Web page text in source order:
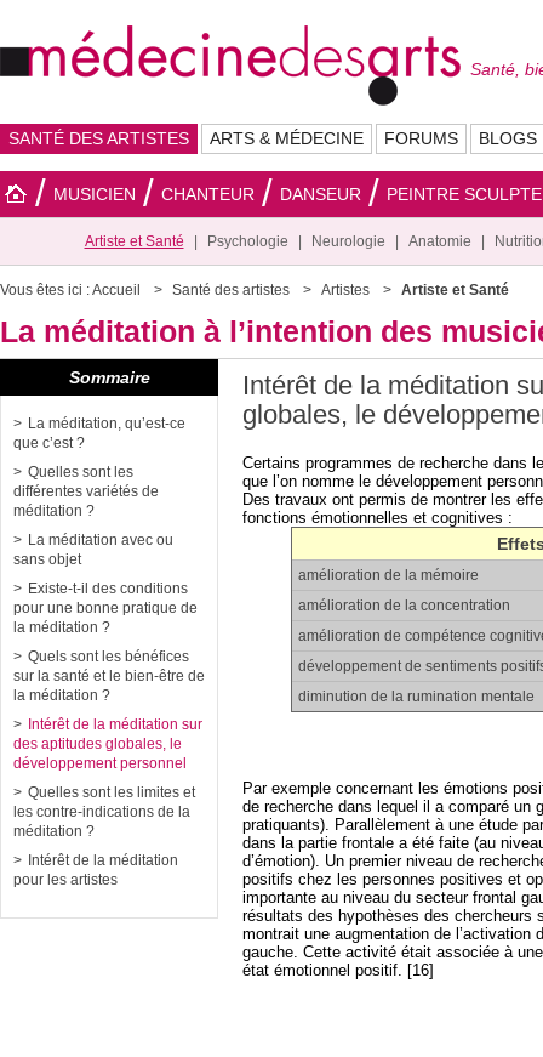
Santé,
SANTÉ DES ARTISTES ARTS & MÉDECINE FORUMS BLOGS
MUSICIEN CHANTEUR DANSEUR PEINTRE
Artiste et Santé Psychologie Neurologie Anatomie
Vous êtes ici :Accueil Santé des artistes Artistes Artiste et Santé
La méditation à l’intention des
Intérêt de la méditation
globales, le
Certains programmes de recherche dans
que l’on nomme le développement
Des travaux ont permis de montrer les
fonctions émotionnelles et cognitives :
amélioration de la mémoire
amélioration de la concentration
amélioration de compétence
développement de sentiments
diminution de la rumination mentale
Par exemple concernant les émotions
de recherche dans lequel il a comparé un
pratiquants). Parallèlement à une étude
dans la partie frontale a été faite (au
d’émotion). Un premier niveau de
positifs chez les personnes positives et
importante au niveau du secteur frontal
résultats des hypothèses des chercheurs
montrait une augmentation de l’activation
gauche. Cette activité était associée à
état émotionnel positif. [16]
Sommaire
La méditation, qu’est-ce
que c’est ?
Quelles sont les
différentes variétés de
méditation ?
La méditation avec ou
sans objet
Existe-t-il des conditions
pour une bonne pratique de
la méditation ?
Quels sont les bénéfices
sur la santé et le bien-être de
la méditation ?
Intérêt de la méditation sur
des aptitudes globales, le
développement personnel
Quelles sont les limites et
les contre-indications de la
méditation ?
Intérêt de la méditation
pour les artistes